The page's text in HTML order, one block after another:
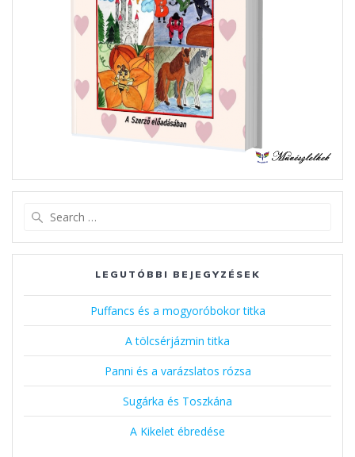
LEGUTÓBBI BEJEGYZÉSEK
Puffancs és a mogyoróbokor titka
A tölcsérjázmin titka
Panni és a varázslatos rózsa
Sugárka és Toszkána
A Kikelet ébredése